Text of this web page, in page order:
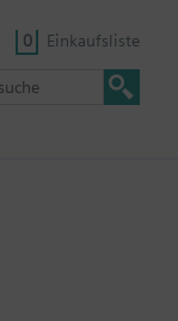
0 Einkaufsliste